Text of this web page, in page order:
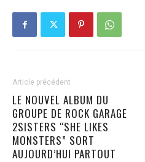
Article précédent
LE NOUVEL ALBUM DU
GROUPE DE ROCK GARAGE
2SISTERS “SHE LIKES
MONSTERS” SORT
AUJOURD’HUI PARTOUT